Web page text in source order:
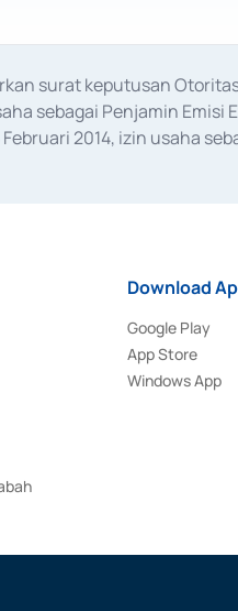
surat keputusan
sebagai Penjamin
2014, izin usaha
Download
Google Play
App Store
Windows App